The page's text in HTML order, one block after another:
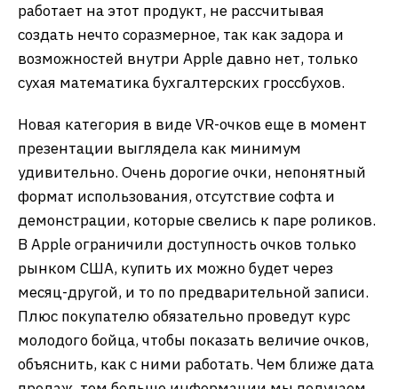
работает на этот продукт, не рассчитывая
создать нечто соразмерное, так как задора и
возможностей внутри Apple давно нет, только
сухая математика бухгалтерских гроссбухов.
Новая категория в виде VR-очков еще в момент
презентации выглядела как минимум
удивительно. Очень дорогие очки, непонятный
формат использования, отсутствие софта и
демонстрации, которые свелись к паре роликов.
В Apple ограничили доступность очков только
рынком США, купить их можно будет через
месяц-другой, и то по предварительной записи.
Плюс покупателю обязательно проведут курс
молодого бойца, чтобы показать величие очков,
объяснить, как с ними работать. Чем ближе дата